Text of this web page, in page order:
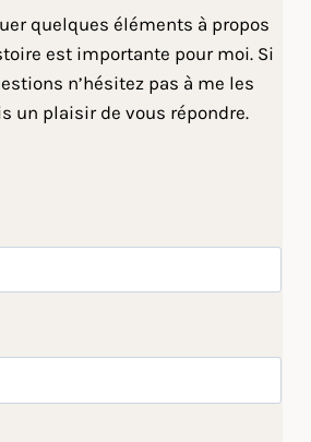
quelques éléments à propos
est importante pour moi. Si
n’hésitez pas à me les
un plaisir de vous répondre.